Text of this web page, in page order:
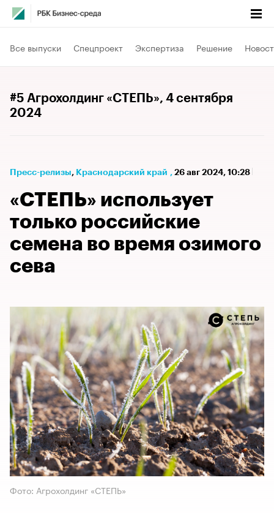
Все выпуски Спецпроект Экспертиза Решение
#5 Агрохолдинг «СТЕПЬ», 4 сентября
2024
Пресс-релизы⁠, Краснодарский край , 26 авг 2024, 10:28
«СТЕПЬ» использует
только российские
семена во время озимого
сева
Фото: Агрохолдинг «СТЕПЬ»